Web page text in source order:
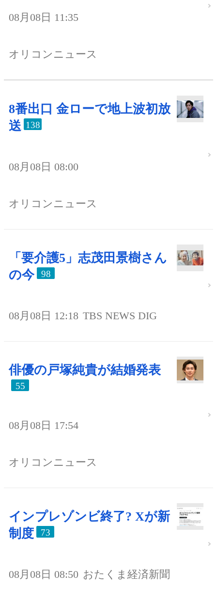
08月08日 11:35
オリコンニュース
8番出口 金ローで地上波初放
送 138
08月08日 08:00
オリコンニュース
「要介護5」志茂田景樹さん
の今
98
08月08日 12:18 TBS NEWS DIG
俳優の戸塚純貴が結婚発表
55
08月08日 17:54
オリコンニュース
インプレゾンビ終了? Xが新
制度
73
08月08日 08:50 おたくま経済新聞